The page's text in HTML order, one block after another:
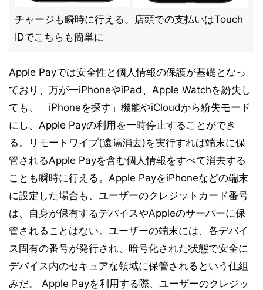
チャージも瞬時に行える。店頭での支払いはTouch
IDでこちらも簡単に
Apple Payでは安全性と個人情報の保護が基礎となっ
ており、万が一iPhoneやiPad、Apple Watchを紛失し
ても、「iPhoneを探す」機能やiCloudから紛失モード
にし、Apple Payの利用を一時停止することができ
る。リモートワイプ(遠隔消去)を実行すれば端末に保
管されるApple Payを含む個人情報をすべて消去する
ことも瞬時に行える。Apple PayをiPhoneなどの端末
に設定した場合も、ユーザーのクレジットカード番号
は、自身が保有するデバイスやAppleのサーバーに保
管されることはない。ユーザーの端末には、各デバイ
ス固有の番号が発行され、暗号化された状態で安全に
デバイス内のセキュアな領域に保管されるという仕組
みだ。 Apple Payを利用する際、ユーザーのクレジッ